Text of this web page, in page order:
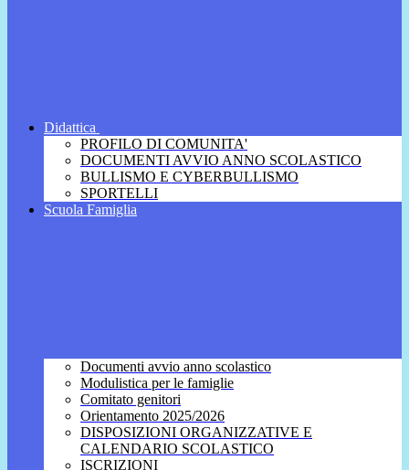
Didattica
PROFILO DI COMUNITA'
DOCUMENTI AVVIO ANNO SCOLASTICO
BULLISMO E CYBERBULLISMO
SPORTELLI
Scuola Famiglia
Documenti avvio anno scolastico
Modulistica per le famiglie
Comitato genitori
Orientamento 2025/2026
DISPOSIZIONI ORGANIZZATIVE E
CALENDARIO SCOLASTICO
ISCRIZIONI